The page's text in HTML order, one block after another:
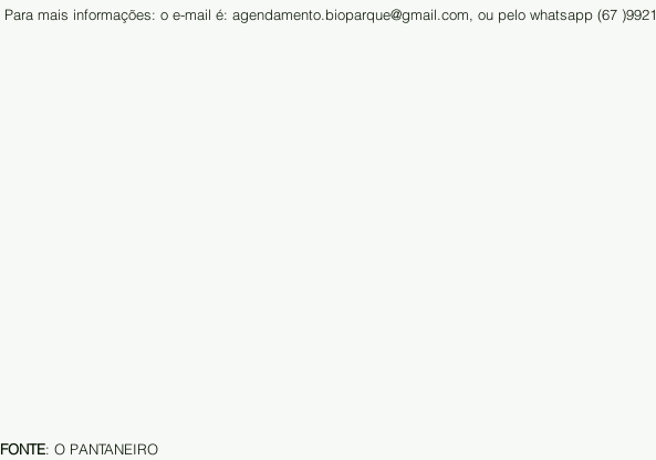
Para mais informações: o e-mail é: agendamento.bioparque@gmail.com, ou pelo whatsapp (67
FONTE: O PANTANEIRO